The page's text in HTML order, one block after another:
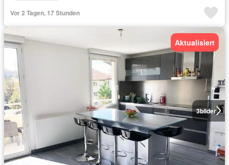
Vor 2 Tagen, 17 Stunden
3bilder
Aktualisiert